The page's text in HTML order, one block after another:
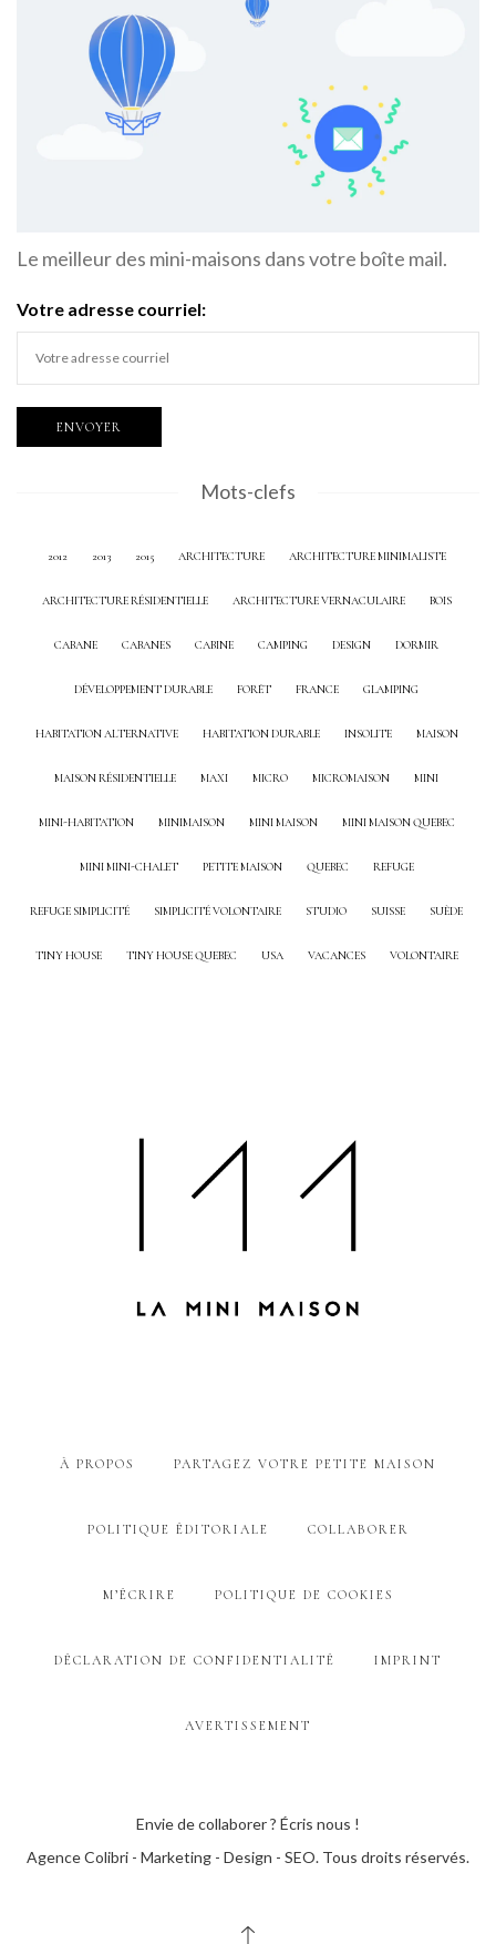
Le meilleur des mini-maisons dans votre boîte mail.
Votre adresse courriel:
Mots-clefs
2012 2013 2015 ARCHITECTURE ARCHITECTURE MINIMALISTE
ARCHITECTURE RÉSIDENTIELLE ARCHITECTURE VERNACULAIRE BOIS
CABANE CABANES CABINE CAMPING DESIGN DORMIR
DÉVELOPPEMENT DURABLE FORÊT FRANCE GLAMPING
HABITATION ALTERNATIVE HABITATION DURABLE INSOLITE MAISON
MAISON RÉSIDENTIELLE MAXI MICRO MICROMAISON MINI
MINI-HABITATION MINIMAISON MINI MAISON MINI MAISON QUEBEC
MINI MINI-CHALET PETITE MAISON QUEBEC REFUGE
REFUGE SIMPLICITÉ SIMPLICITÉ VOLONTAIRE STUDIO SUISSE SUÈDE
TINY HOUSE TINY HOUSE QUEBEC USA VACANCES VOLONTAIRE
À PROPOS PARTAGEZ VOTRE PETITE MAISON
POLITIQUE ÉDITORIALE COLLABORER
M’ÉCRIRE POLITIQUE DE COOKIES
DÉCLARATION DE CONFIDENTIALITÉ IMPRINT
AVERTISSEMENT
Envie de collaborer ? Écris nous !
Agence Colibri - Marketing - Design - SEO. Tous droits réservés.